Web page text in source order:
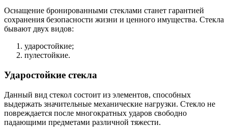
Оснащение бронированными стеклами станет гарантией
сохранения безопасности жизни и ценного имущества. Стекла
бывают двух видов:
ударостойкие;
пулестойкие.
Ударостойкие стекла
Данный вид стекол состоит из элементов, способных
выдержать значительные механические нагрузки. Стекло не
повреждается после многократных ударов свободно
падающими предметами различной тяжести.